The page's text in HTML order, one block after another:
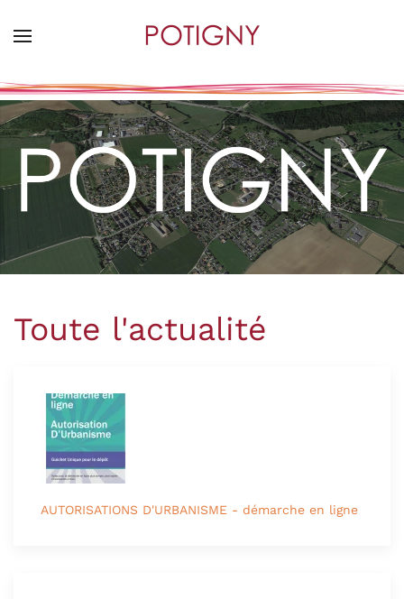
main
content
Toute l'actualité
AUTORISATIONS D'URBANISME - démarche en ligne